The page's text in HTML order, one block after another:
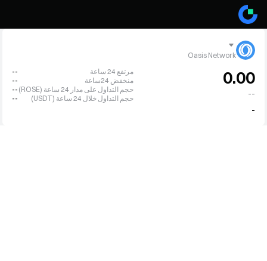
Oasis Network
0.00
--
-
مرتفع 24 ساعة
--
منخفض 24ساعة
--
حجم التداول على مدار 24 ساعة (ROSE)
--
حجم التداول خلال 24 ساعة (USDT)
--